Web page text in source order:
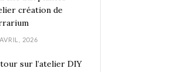
création de
2026
sur l’atelier DIY